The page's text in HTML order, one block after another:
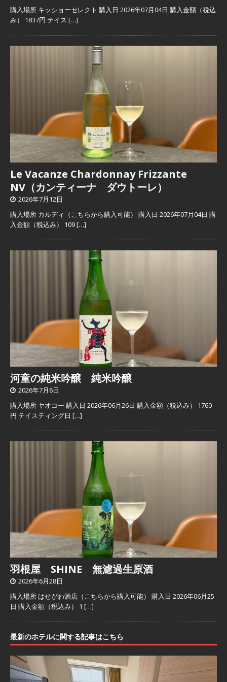
購入場所 キッショーセレクト 購入日 2026年07月04日 購入金額（税込
み） 1837円 テイス […]
Le Vacanze Chardonnay Frizzante
NV（カンティーナ ダウトーレ）
2026年7月12日
購入場所 カルディ（こちらから購入可能） 購入日 2026年07月04日 購
入金額（税込み） 109[…]
河童の純米吟醸 純米吟醸
2026年7月6日
購入場所 ヤオコー 購入日 2026年06月26日 購入金額（税込み） 1760
円 テイスティング日 […]
羽根屋 SHINE 無濾過生原酒
2026年6月28日
購入場所 はせがわ酒店（こちらから購入可能） 購入日 2026年06月25
日 購入金額（税込み） 1 […]
最新のホテルに関する記事はこちら